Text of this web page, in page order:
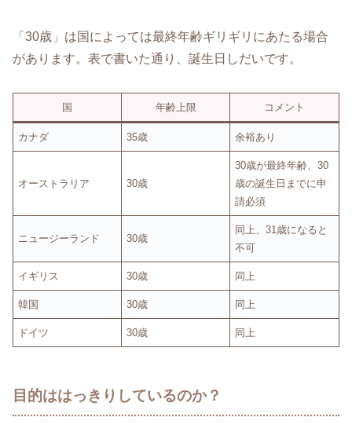
「30歳」は国によっては最終年齢ギリギリにあたる場合
があります。表で書いた通り、誕生日しだいです。
国 年齢上限 コメント
カナダ 35歳 余裕あり
オーストラリア 30歳
30歳が最終年齢、30
歳の誕生日までに申
請必須
ニュージーランド 30歳
同上、31歳になると
不可
イギリス 30歳 同上
韓国 30歳 同上
ドイツ 30歳 同上
目的ははっきりしているのか？